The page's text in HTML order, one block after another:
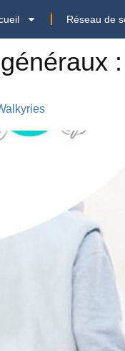
Réseau de
: